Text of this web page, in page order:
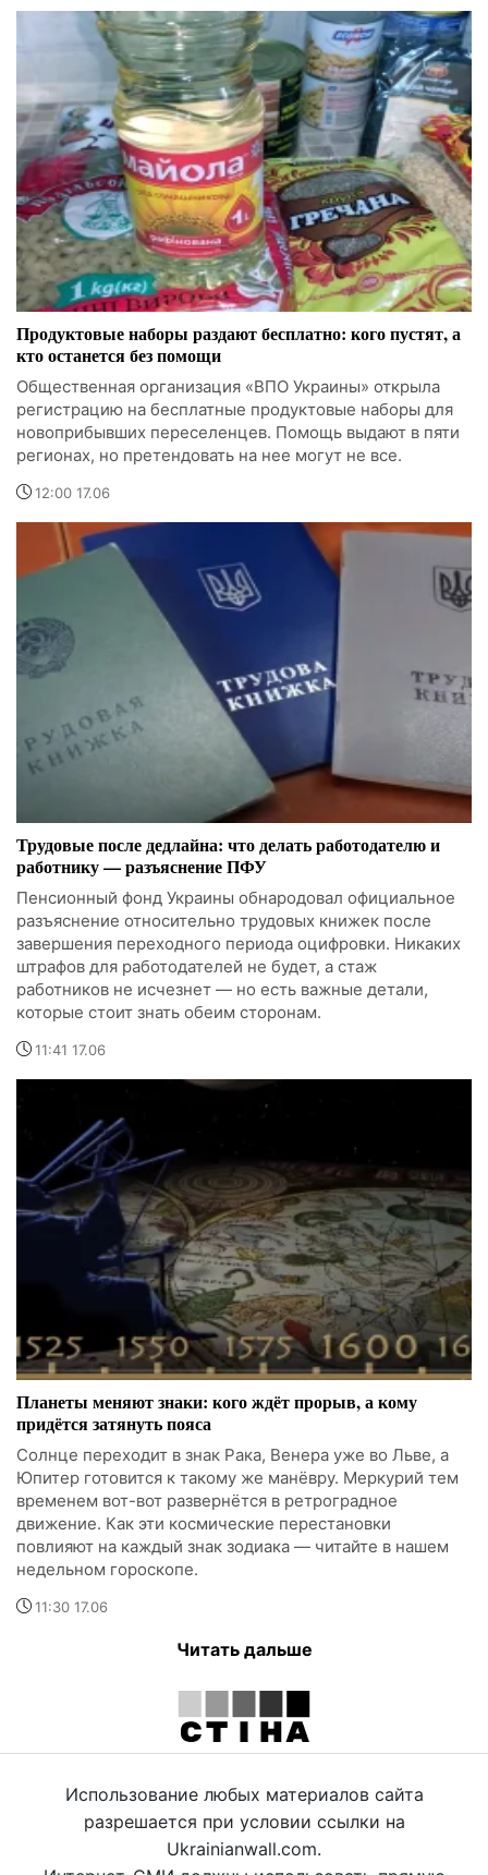
Продуктовые наборы раздают бесплатно: кого пустят, а
кто останется без помощи
Общественная организация «ВПО Украины» открыла
регистрацию на бесплатные продуктовые наборы для
новоприбывших переселенцев. Помощь выдают в пяти
регионах, но претендовать на нее могут не все.
12:00 17.06
Трудовые после дедлайна: что делать работодателю и
работнику — разъяснение ПФУ
Пенсионный фонд Украины обнародовал официальное
разъяснение относительно трудовых книжек после
завершения переходного периода оцифровки. Никаких
штрафов для работодателей не будет, а стаж
работников не исчезнет — но есть важные детали,
которые стоит знать обеим сторонам.
11:41 17.06
Планеты меняют знаки: кого ждёт прорыв, а кому
придётся затянуть пояса
Солнце переходит в знак Рака, Венера уже во Льве, а
Юпитер готовится к такому же манёвру. Меркурий тем
временем вот-вот развернётся в ретроградное
движение. Как эти космические перестановки
повлияют на каждый знак зодиака — читайте в нашем
недельном гороскопе.
11:30 17.06
Читать дальше
Использование любых материалов сайта
разрешается при условии ссылки на
Ukrainianwall.com.